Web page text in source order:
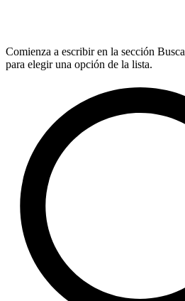
Comienza a escribir en la sección
para elegir una opción de la lista.